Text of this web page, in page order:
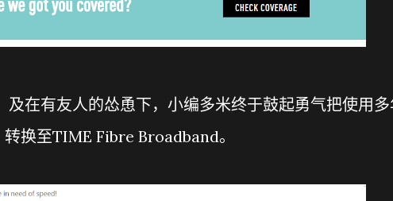
及在有友人的怂恿下，小编多米终于鼓起勇气把使用
换至TIME Fibre Broadband。